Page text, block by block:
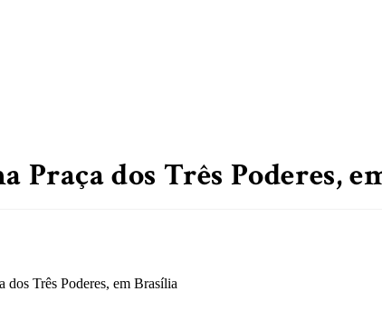
Praça dos Três Poderes,